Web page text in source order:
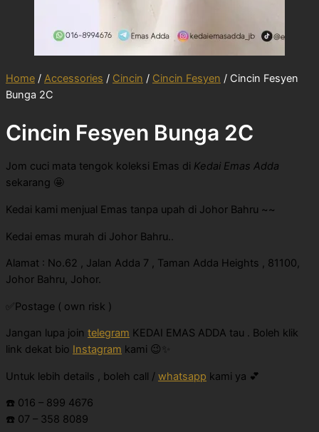
Home / Accessories / Cincin / Cincin Fesyen / Cincin Fesyen
Bunga 2C
Cincin Fesyen Bunga 2C
Jom cuci mata tengok koleksi Emas di Kedai Emas Adda
sekarang 🤩
Kedai kami menjual Emas tanpa upah di Johor Bahru ~~
Kedai emas murah di Johor Bahru..
Alamat : No.62 , Jalan Adda 7 , Taman Adda Heights , 81100,
Johor Bahru, Johor.
✅Postage ( own risk )
Jangan lupa join telegram KEDAI EMAS ADDA tau . Boleh klik
link dekat bio Instagram kami 😉✨
Untuk lebih details , boleh call / whatsapp kami ya 💕
☎️ 016 – 899 4676
☎️ 07 – 358 8089